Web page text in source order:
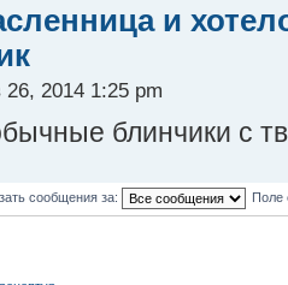
и
2014 1:25 pm
блинчики с
сообщения за: Поле